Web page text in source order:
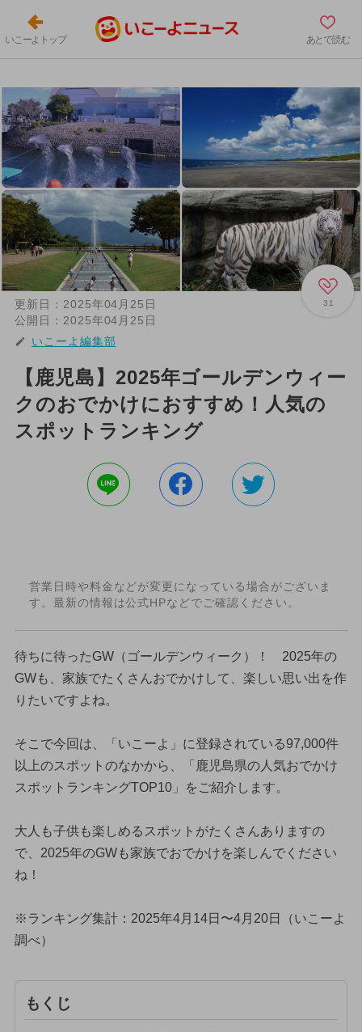
いこーよトップ あとで読む
31
更新日： 2025年04月25日
公開日： 2025年04月25日
いこーよ編集部
【鹿児島】2025年ゴールデンウィー
クのおでかけにおすすめ！人気の
スポットランキング
営業日時や料金などが変更になっている場合がございま
す。最新の情報は公式HPなどでご確認ください。
待ちに待ったGW（ゴールデンウィーク）！ 2025年の
GWも、家族でたくさんおでかけして、楽しい思い出を作
りたいですよね。
そこで今回は、「いこーよ」に登録されている97,000件
以上のスポットのなかから、「鹿児島県の人気おでかけ
スポットランキングTOP10」をご紹介します。
大人も子供も楽しめるスポットがたくさんありますの
で、2025年のGWも家族でおでかけを楽しんでください
ね！
※ランキング集計：2025年4月14日〜4月20日（いこーよ
調べ）
もくじ